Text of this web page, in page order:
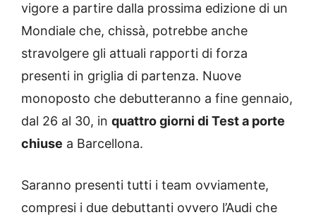
vigore a partire dalla prossima edizione di un
Mondiale che, chissà, potrebbe anche
stravolgere gli attuali rapporti di forza
presenti in griglia di partenza. Nuove
monoposto che debutteranno a fine gennaio,
dal 26 al 30, in quattro giorni di Test a porte
chiuse a Barcellona.
Saranno presenti tutti i team ovviamente,
compresi i due debuttanti ovvero l’Audi che